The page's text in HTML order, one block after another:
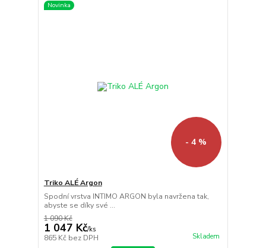
Novinka
- 4 %
Triko ALÉ Argon
Spodní vrstva INTIMO ARGON byla navržena tak,
abyste se díky své ...
1 090 Kč
1 047 Kč/ks
865 Kč bez DPH Skladem